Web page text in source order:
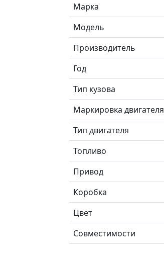
Марка
Модель
Производитель
Год
Тип кузова
Маркировка двигателя
Тип двигателя
Топливо
Привод
Коробка
Цвет
Совместимости